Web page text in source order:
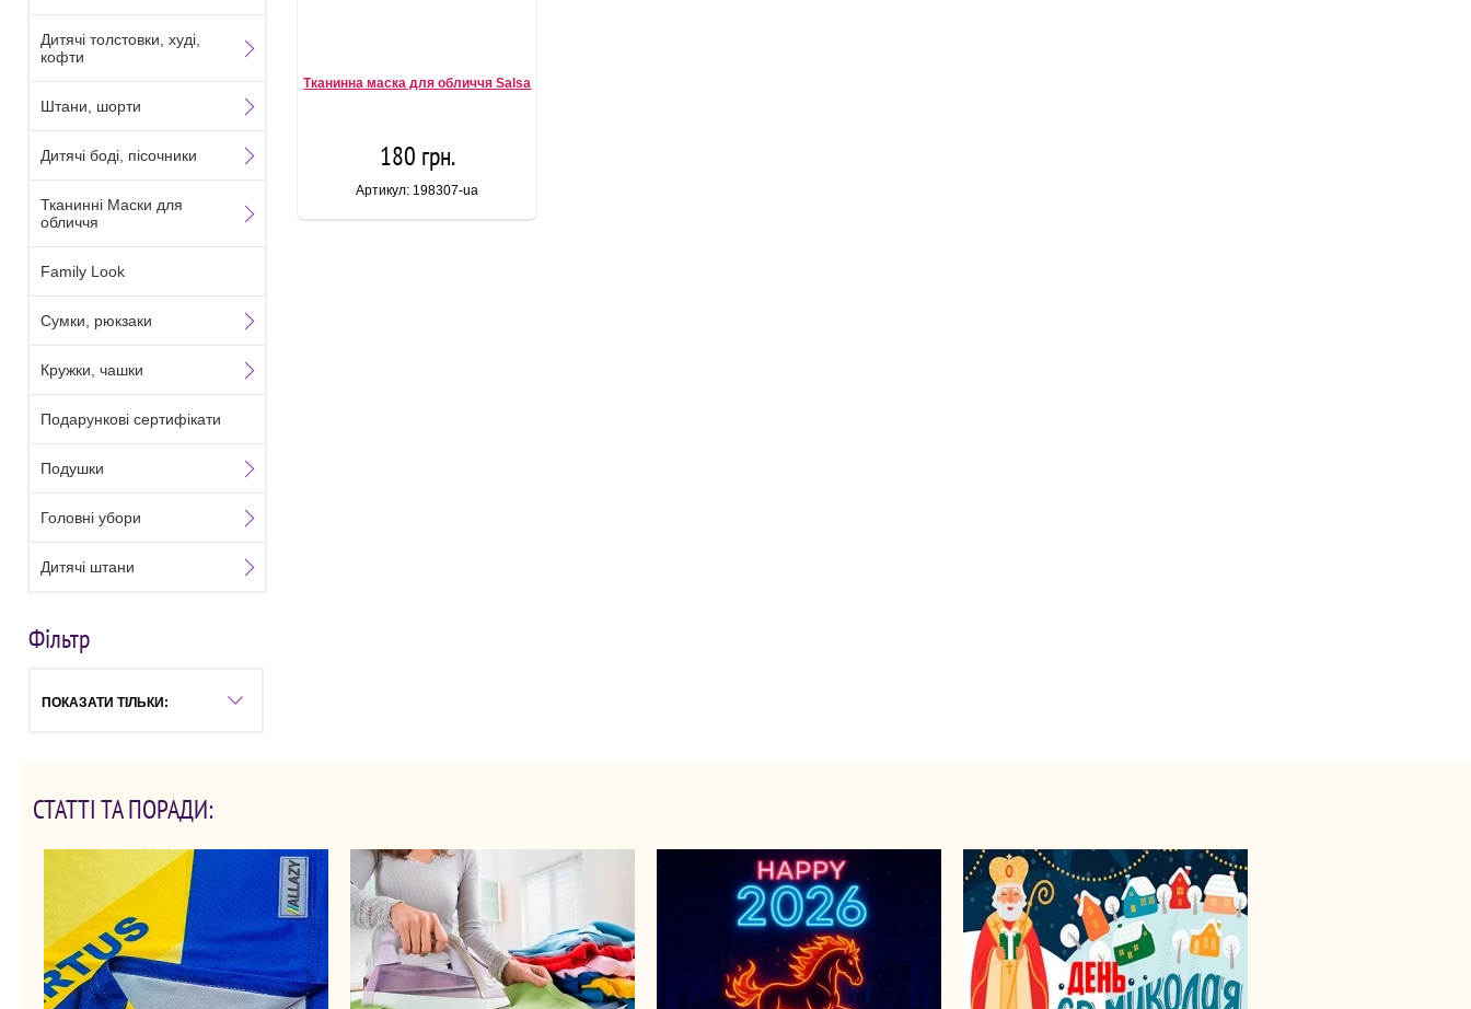
Тканинна маска для обличчя Salsa
180 грн.
Артикул: 198307-ua
Дитячі толстовки, худі,
кофти
Штани, шорти
Дитячі боді, пісочники
Тканинні Маски для
обличчя
Family Look
Сумки, рюкзаки
Кружки, чашки
Подарункові сертифікати
Подушки
Головні убори
Дитячі штани
Фільтр
ПОКАЗАТИ ТІЛЬКИ:
СТАТТІ ТА ПОРАДИ: